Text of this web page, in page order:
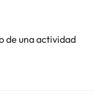
de una actividad